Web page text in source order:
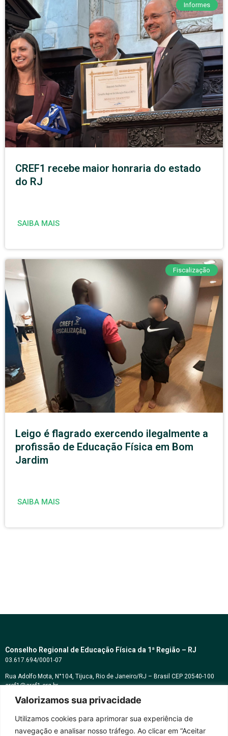
Valorizamos sua privacidade
Utilizamos cookies para aprimorar sua experiência de
navegação e analisar nosso tráfego. Ao clicar em “Aceitar
Informes
CREF1 recebe maior honraria do estado
do RJ
SAIBA MAIS
Fiscalização
Leigo é flagrado exercendo ilegalmente a
profissão de Educação Física em Bom
Jardim
SAIBA MAIS
Conselho Regional de Educação Física da 1ª Região – RJ
03.617.694/0001-07
Rua Adolfo Mota, N°104, Tijuca, Rio de Janeiro/RJ – Brasil CEP 20540-100
cref1@cref1.org.br
Assessoria de comunicação: